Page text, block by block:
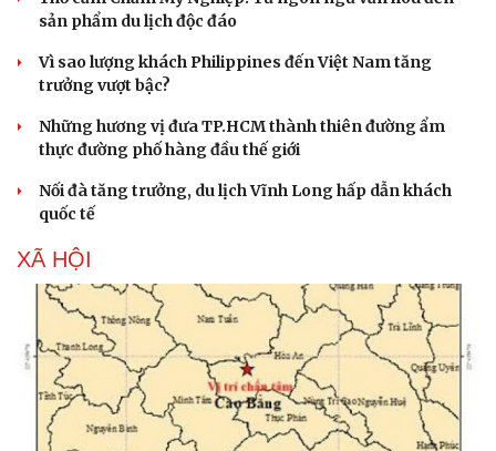
sản phẩm du lịch độc đáo
Vì sao lượng khách Philippines đến Việt Nam tăng
trưởng vượt bậc?
Những hương vị đưa TP.HCM thành thiên đường ẩm
thực đường phố hàng đầu thế giới
Nối đà tăng trưởng, du lịch Vĩnh Long hấp dẫn khách
quốc tế
XÃ HỘI